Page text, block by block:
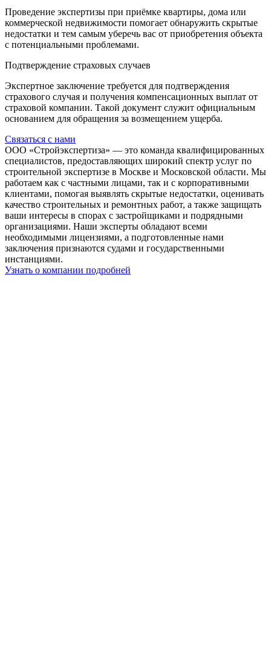
Проведение экспертизы при приёмке квартиры, дома или
коммерческой недвижимости помогает обнаружить скрытые
недостатки и тем самым уберечь вас от приобретения объекта
с потенциальными проблемами.
Подтверждение страховых случаев
Экспертное заключение требуется для подтверждения
страхового случая и получения компенсационных выплат от
страховой компании. Такой документ служит официальным
основанием для обращения за возмещением ущерба.
Связаться с нами
ООО «Стройэкспертиза» — это команда квалифицированных
специалистов, предоставляющих широкий спектр услуг по
строительной экспертизе в Москве и Московской области. Мы
работаем как с частными лицами, так и с корпоративными
клиентами, помогая выявлять скрытые недостатки, оценивать
качество строительных и ремонтных работ, а также защищать
ваши интересы в спорах с застройщиками и подрядными
организациями. Наши эксперты обладают всеми
необходимыми лицензиями, а подготовленные нами
заключения признаются судами и государственными
инстанциями.
Узнать о компании подробней